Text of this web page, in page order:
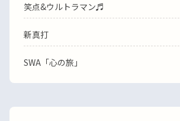
笑点&ウルトラマン♬
新真打
SWA「心の旅」